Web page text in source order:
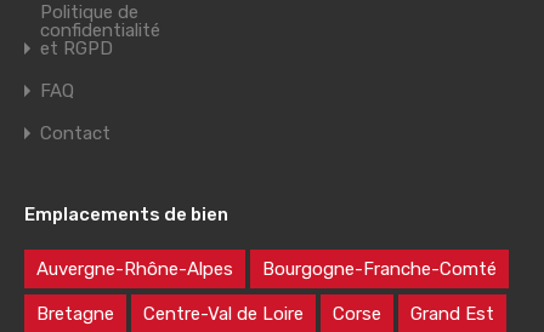
Politique de
confidentialité
et RGPD
FAQ
Contact
Emplacements de bien
Auvergne-Rhône-Alpes Bourgogne-Franche-Comté
Bretagne Centre-Val de Loire Corse Grand Est